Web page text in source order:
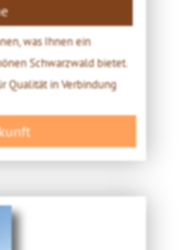
was Ihnen ein
Schwarzwald bietet.
Qualität in Verbindung